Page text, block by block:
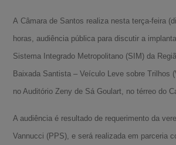
A Câmara de Santos realiza nesta terça-feira
horas, audiência pública para discutir a
Sistema Integrado Metropolitano (SIM) da
Baixada Santista – Veículo Leve sobre Trilhos
no Auditório Zeny de Sá Goulart, no térreo do
A audiência é resultado de requerimento da
Vannucci (PPS), e será realizada em parceria